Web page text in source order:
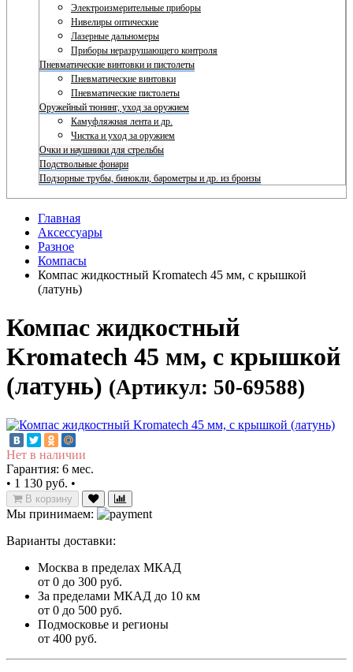
Электроизмерительные приборы
Нивелиры оптические
Лазерные дальномеры
Приборы неразрушающего контроля
Пневматические винтовки и пистолеты
Пневматические винтовки
Пневматические пистолеты
Оружейный тюнинг, уход за оружием
Камуфляжная лента и др.
Чистка и уход за оружием
Очки и наушники для стрельбы
Подствольные фонари
Подзорные трубы, бинокли, барометры и др. из бронзы
Главная
Аксессуары
Разное
Компасы
Компас жидкостный Kromatech 45 мм, с крышкой
(латунь)
Компас жидкостный
Kromatech 45 мм, с крышкой
(латунь) (Артикул: 50-69588)
Нет в наличии
Гарантия: 6 мес.
• 1 130 руб. •
В корзину
Мы принимаем:
Варианты доставки:
Москва в пределах МКАД
от 0 до 300 руб.
За пределами МКАД до 10 км
от 0 до 500 руб.
Подмосковье и регионы
от 400 руб.